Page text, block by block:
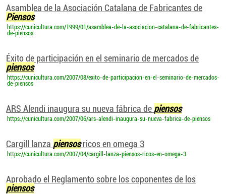
Asamblea de la Asociación Catalana de Fabricantes de
Piensos
https://cunicultura.com/1999/01/asamblea-de-la-asociacion-catalana-de-fabricantes-
de-piensos
Éxito de participación en el seminario de mercados de
piensos
https://cunicultura.com/2007/08/exito-de-participacion-en-el-seminario-de-mercados-
de-piensos
ARS Alendi inaugura su nueva fábrica de piensos
https://cunicultura.com/2007/06/ars-alendi-inaugura-su-nueva-fabrica-de-piensos
Cargill lanza piensosricos en omega 3
https://cunicultura.com/2007/04/cargill-lanza-piensos-ricos-en-omega-3
Aprobado el Reglamento sobre los coponentes de los
piensos